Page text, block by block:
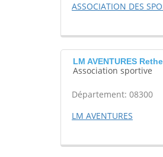
ASSOCIATION DES
LM AVENTURES
Association sportive
Département: 08300
LM AVENTURES